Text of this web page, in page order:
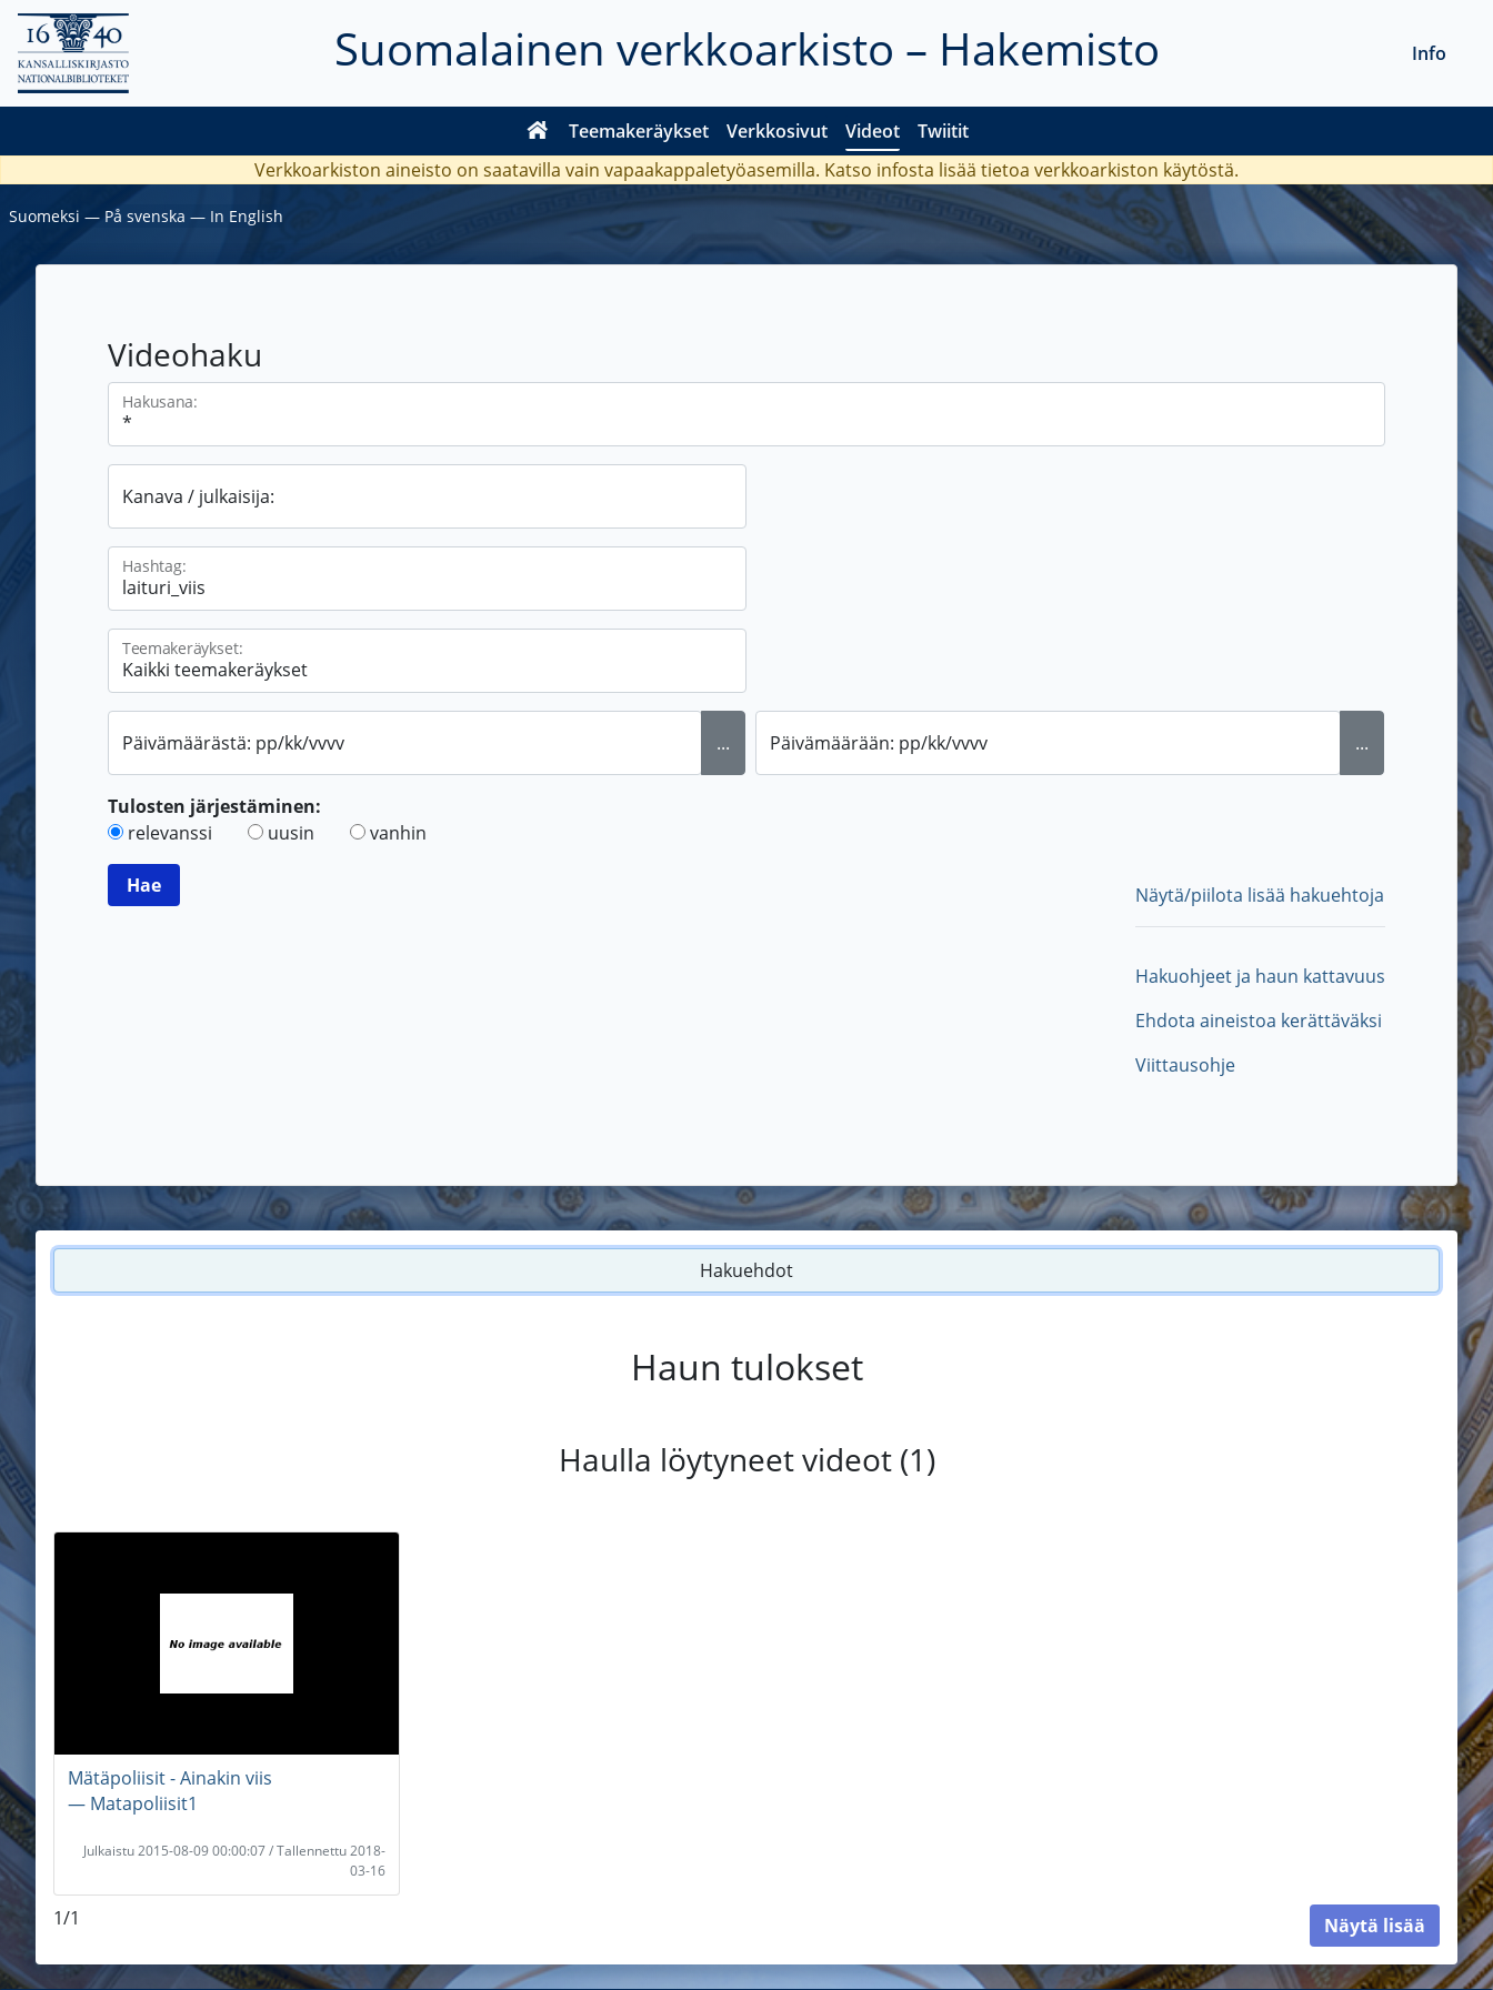
Suomalainen verkkoarkisto – Hakemisto
Teemakeräykset Verkkosivut Videot Twiitit
Info
Verkkoarkiston aineisto on saatavilla vain vapaakappaletyöasemilla. Katso infosta lisää tietoa verkkoarkiston käytöstä.
Suomeksi ― På svenska ― In English
Videohaku
Hakusana:
Kanava / julkaisija:
Hashtag:
Teemakeräykset:
Päivämäärästä: pp/kk/vvvv ... Päivämäärään: pp/kk/vvvv ...
Tulosten järjestäminen:
relevanssi
uusin vanhin
Näytä/piilota lisää hakuehtoja
Hakuohjeet ja haun kattavuus
Ehdota aineistoa kerättäväksi
Viittausohje
Hakuehdot
Haun tulokset
Haulla löytyneet videot (1)
Mätäpoliisit - Ainakin viis
― Matapoliisit1
Julkaistu 2015-08-09 00:00:07 / Tallennettu 2018-
03-16
1/1 Näytä lisää